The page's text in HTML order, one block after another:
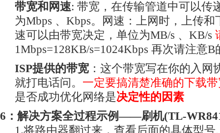
带宽和网速: 带宽，在传输管道中可以传
为Mbps 、Kbps。网速：上网时，上传
速可以由带宽决定，单位为MB/s 、KB/s
1Mbps=128KB/s=1024Kbps 再次请注意
ISP提供的带宽 ：这个带宽写在你的入网
就打电话问。 一定要搞清楚准确的下载
是否成功优化网络是决定性的因素
6：解决方案全过程示例——刷机(TL-
1.将路由器翻过来，查看后面的具体型